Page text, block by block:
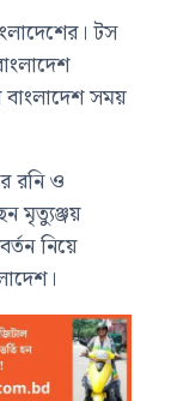
টস
সময়
রনি ও
মৃত্যুঞ্জয়
নিয়ে